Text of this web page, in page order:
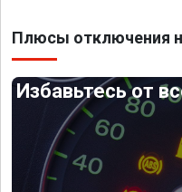
Плюсы отключения
Избавьтесь от